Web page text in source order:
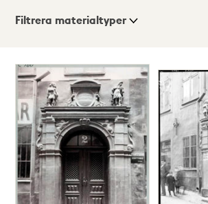
Visningsläge
Lista
Karta
Filtrera materialtyper
träffar